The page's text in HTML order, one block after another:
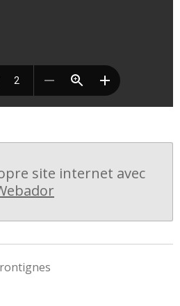
site internet avec